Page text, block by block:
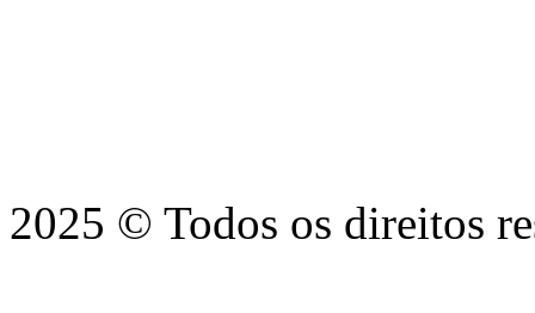
2025 © Todos os direitos